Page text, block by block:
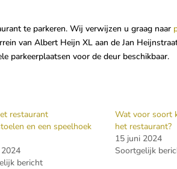
te parkeren. Wij verwijzen u graag naar
van Albert Heijn XL aan de Jan
parkeerplaatsen voor de deur beschikbaar.
restaurant
en een speelhoek
bericht
Wat voor soort
het restaurant?
15 juni 2024
Soortgelijk